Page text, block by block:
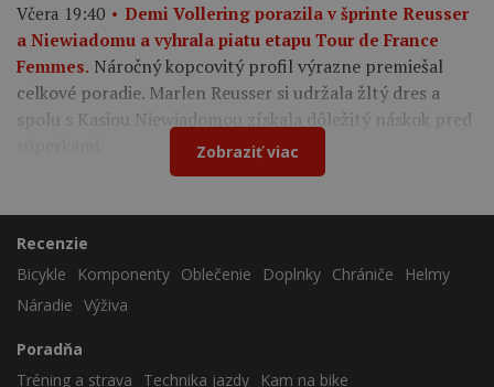
Včera 19:40
Demi Vollering porazila v šprinte Reusser
a Niewiadomu a vyhrala piatu etapu Tour de France
Femmes. Náročný kopcovitý profil výrazne premiešal
celkové poradie. Marlen Reusser si udržala žltý dres a
spolu s Kasiou Niewiadomou získala dôležitý náskok pred
Zobraziť viac
Recenzie
Bicykle
Komponenty Oblečenie Doplnky Chrániče
Helmy
Náradie Výživa
Poradňa
Tréning a strava
Technika jazdy Kam na bike